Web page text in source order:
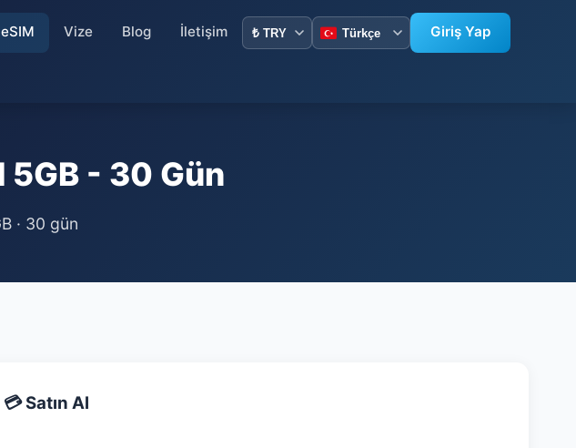
eSIM Vize Blog İletişim Giriş Yap
- 30 Gün
· 30 gün
💳 Satın Al